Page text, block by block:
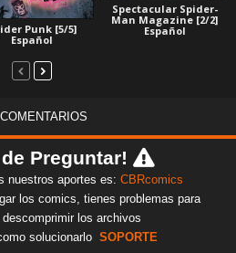
Punk [5/5]
Español
Spectacular Spider-
Man Magazine [2/2]
Español
COMENTARIOS
de Preguntar!
nuestros aportes es: CBRcomics
los comics, tienes problemas para
los archivos
solucionarlo SOPORTE